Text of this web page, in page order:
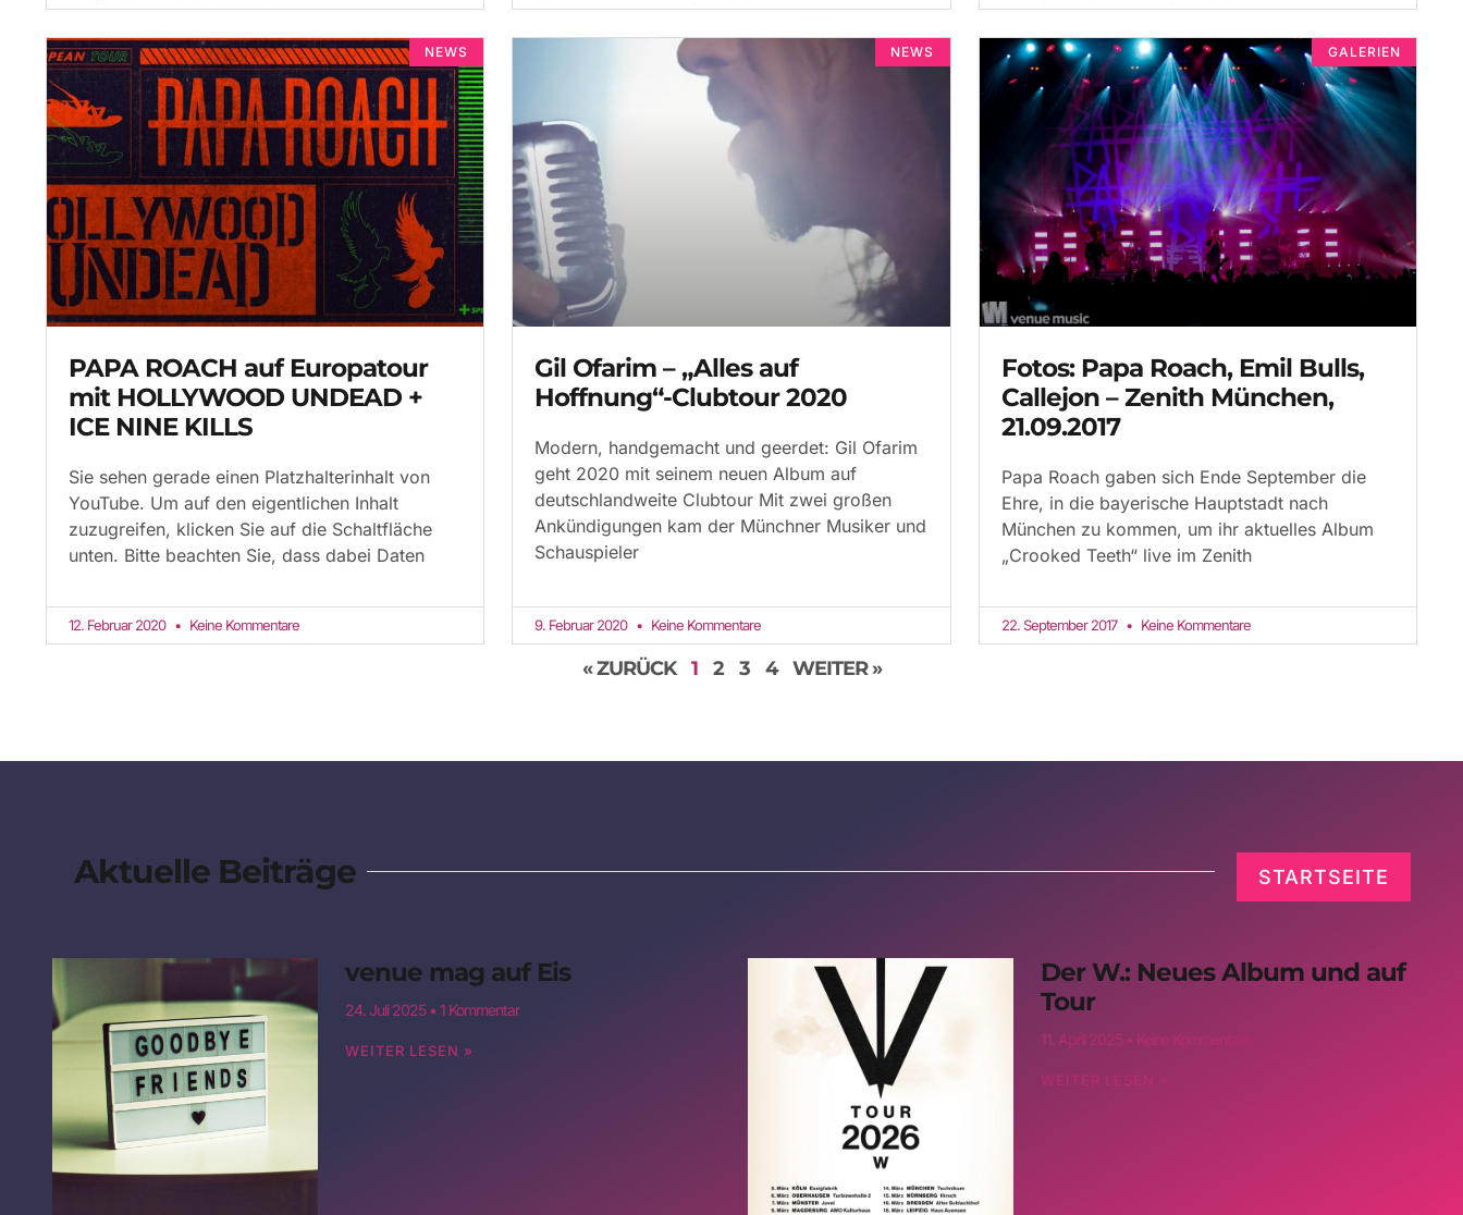
NEWS
PAPA ROACH auf Europatour
mit HOLLYWOOD UNDEAD +
ICE NINE KILLS
Sie sehen gerade einen Platzhalterinhalt von
YouTube. Um auf den eigentlichen Inhalt
zuzugreifen, klicken Sie auf die Schaltfläche
unten. Bitte beachten Sie, dass dabei Daten
12. Februar 2020 Keine Kommentare
NEWS
Gil Ofarim – „Alles auf
Hoffnung“-Clubtour 2020
Modern, handgemacht und geerdet: Gil Ofarim
geht 2020 mit seinem neuen Album auf
deutschlandweite Clubtour Mit zwei großen
Ankündigungen kam der Münchner Musiker und
Schauspieler
9. Februar 2020 Keine Kommentare
GALERIEN
Fotos: Papa Roach, Emil Bulls,
Callejon – Zenith München,
21.09.2017
Papa Roach gaben sich Ende September die
Ehre, in die bayerische Hauptstadt nach
München zu kommen, um ihr aktuelles Album
„Crooked Teeth“ live im Zenith
22. September 2017 Keine Kommentare
« ZURÜCK 1 2 3 4 WEITER »
Aktuelle Beiträge STARTSEITE
venue mag auf Eis
24. Juli 2025 1 Kommentar
WEITER LESEN »
Der W.: Neues Album und auf
Tour
11. April 2025 Keine Kommentare
WEITER LESEN »